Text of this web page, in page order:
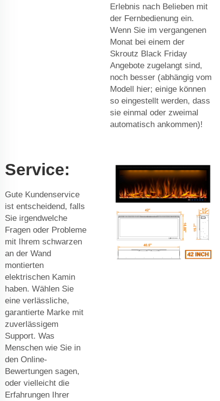
Erlebnis nach Belieben mit
der Fernbedienung ein.
Wenn Sie im vergangenen
Monat bei einem der
Skroutz Black Friday
Angebote zugelangt sind,
noch besser (abhängig vom
Modell hier; einige können
so eingestellt werden, dass
sie einmal oder zweimal
automatisch ankommen)!
Service:
Gute Kundenservice
ist entscheidend, falls
Sie irgendwelche
Fragen oder Probleme
mit Ihrem schwarzen
an der Wand
montierten
elektrischen Kamin
haben. Wählen Sie
eine verlässliche,
garantierte Marke mit
zuverlässigem
Support. Was
Menschen wie Sie in
den Online-
Bewertungen sagen,
oder vielleicht die
Erfahrungen Ihrer